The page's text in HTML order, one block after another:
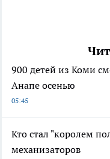
900 детей из Коми
Анапе осенью
05:45
Кто стал "королем
механизаторов